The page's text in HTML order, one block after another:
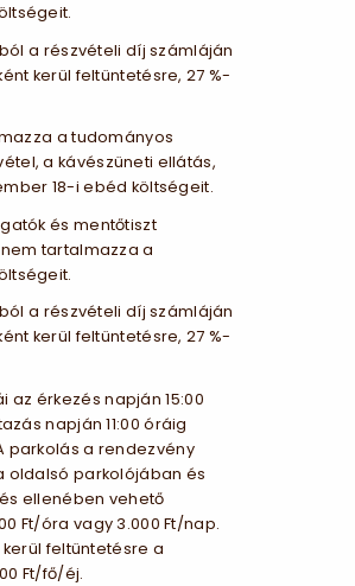
a részvételi díj számláján
kerül feltüntetésre, 27 %-
a tudományos
a kávészüneti ellátás,
18-i ebéd költségeit.
és mentőtiszt
tartalmazza a
a részvételi díj számláján
kerül feltüntetésre, 27 %-
az érkezés napján 15:00
napján 11:00 óráig
parkolás a rendezvény
oldalsó parkolójában és
ellenében vehető
Ft/óra vagy 3.000 Ft/nap.
feltüntetésre a
Ft/fő/éj.